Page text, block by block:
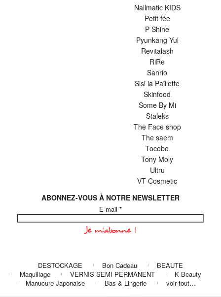
Nailmatic KIDS
Petit fée
P Shine
Pyunkang Yul
Revitalash
RiRe
Sanrio
Sisi la Paillette
Skinfood
Some By Mi
Staleks
The Face shop
The saem
Tocobo
Tony Moly
Ultru
VT Cosmetic
ABONNEZ-VOUS À NOTRE NEWSLETTER
E-mail *
DESTOCKAGE Bon Cadeau
BEAUTE
Maquillage
VERNIS SEMI PERMANENT
K Beauty
Manucure Japonaise
Bas & Lingerie voir tout…